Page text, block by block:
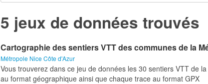
5 jeux de données trouvés
Cartographie des sentiers VTT des communes de la
Métropole Nice Côte d'Azur
Vous trouverez dans ce jeu de données les 30 sentiers VTT de
au format géographique ainsi que chaque trace au format GPX